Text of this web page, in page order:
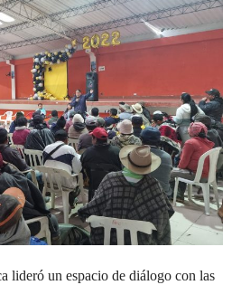
lideró un espacio de diálogo con las